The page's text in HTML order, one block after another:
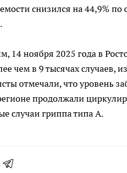
снизился на 44,9%
.
14 ноября 2025 года в
чем в 9 тысячах случаев,
отмечали, что уровень
продолжали
случаи гриппа типа А.